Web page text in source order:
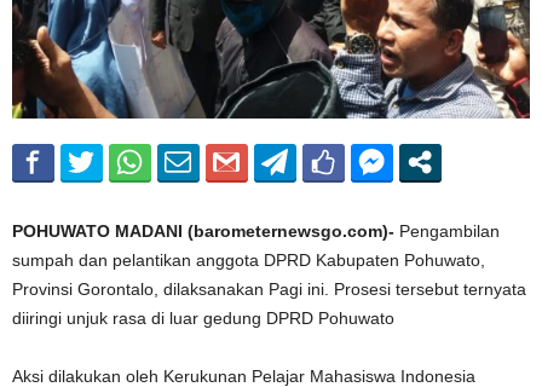
POHUWATO MADANI (barometernewsgo.com)- Pengambilan
sumpah dan pelantikan anggota DPRD Kabupaten Pohuwato,
Provinsi Gorontalo, dilaksanakan Pagi ini. Prosesi tersebut ternyata
diiringi unjuk rasa di luar gedung DPRD Pohuwato
Aksi dilakukan oleh Kerukunan Pelajar Mahasiswa Indonesia